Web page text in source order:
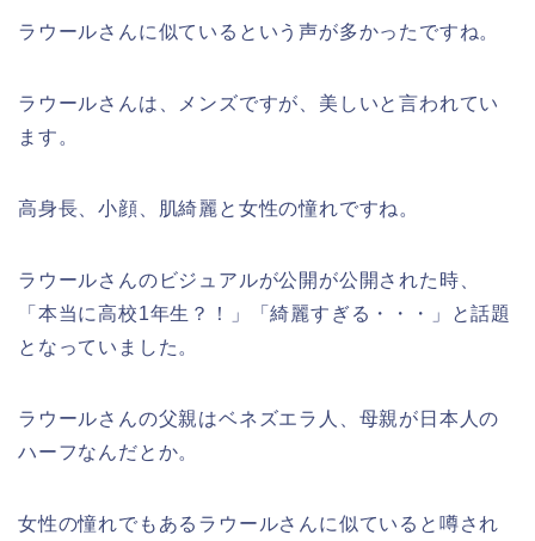
ラウールさんに似ているという声が多かったですね。
ラウールさんは、メンズですが、美しいと言われてい
ます。
高身長、小顔、肌綺麗と女性の憧れですね。
ラウールさんのビジュアルが公開が公開された時、
「本当に高校1年生？！」「綺麗すぎる・・・」と話題
となっていました。
ラウールさんの父親はベネズエラ人、母親が日本人の
ハーフなんだとか。
女性の憧れでもあるラウールさんに似ていると噂され